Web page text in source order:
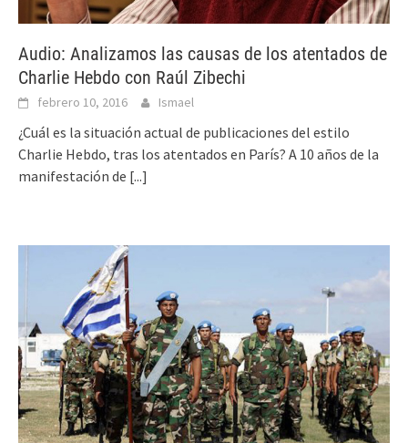
Audio: Analizamos las causas de los atentados de
Charlie Hebdo con Raúl Zibechi
febrero 10, 2016 Ismael
¿Cuál es la situación actual de publicaciones del estilo
Charlie Hebdo, tras los atentados en París? A 10 años de la
manifestación de [...]